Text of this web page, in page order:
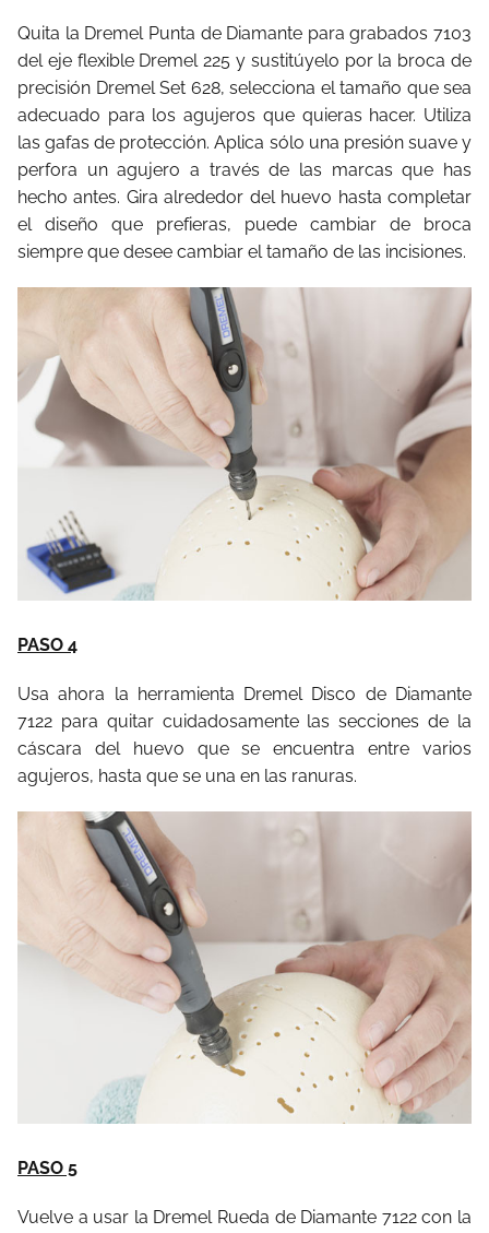
Quita la Dremel Punta de Diamante para grabados 7103
del eje flexible Dremel 225 y sustitúyelo por la broca de
precisión Dremel Set 628, selecciona el tamaño que sea
adecuado para los agujeros que quieras hacer. Utiliza
las gafas de protección. Aplica sólo una presión suave y
perfora un agujero a través de las marcas que has
hecho antes. Gira alrededor del huevo hasta completar
el diseño que prefieras, puede cambiar de broca
siempre que desee cambiar el tamaño de las incisiones.
PASO 4
Usa ahora la herramienta Dremel Disco de Diamante
7122 para quitar cuidadosamente las secciones de la
cáscara del huevo que se encuentra entre varios
agujeros, hasta que se una en las ranuras.
PASO 5
Vuelve a usar la Dremel Rueda de Diamante 7122 con la